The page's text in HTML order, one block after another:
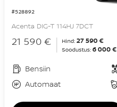
#528892
Acenta DIG-T 114HJ 7DCT
21 590 € Hind: 27 590 €
Soodustus: 6 000 €
Bensiin
Automaat